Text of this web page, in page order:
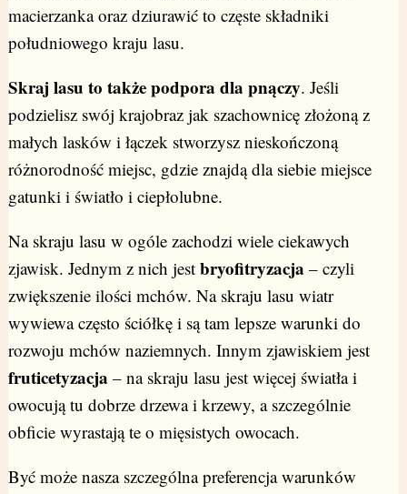
macierzanka oraz dziurawić to częste składniki
południowego kraju lasu.
Skraj lasu to także podpora dla pnączy. Jeśli
podzielisz swój krajobraz jak szachownicę złożoną z
małych lasków i łączek stworzysz nieskończoną
różnorodność miejsc, gdzie znajdą dla siebie miejsce
gatunki i światło i ciepłolubne.
Na skraju lasu w ogóle zachodzi wiele ciekawych
zjawisk. Jednym z nich jest bryofitryzacja – czyli
zwiększenie ilości mchów. Na skraju lasu wiatr
wywiewa często ściółkę i są tam lepsze warunki do
rozwoju mchów naziemnych. Innym zjawiskiem jest
fruticetyzacja – na skraju lasu jest więcej światła i
owocują tu dobrze drzewa i krzewy, a szczególnie
obficie wyrastają te o mięsistych owocach.
Być może nasza szczególna preferencja warunków